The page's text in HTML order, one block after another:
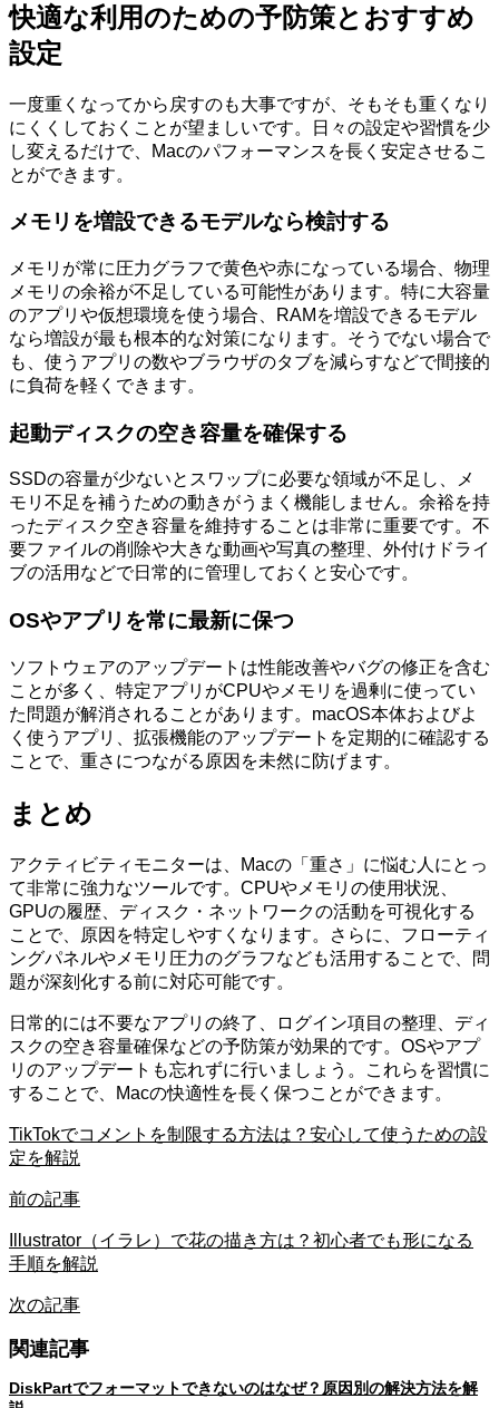
快適な利用のための予防策とおすすめ
設定
一度重くなってから戻すのも大事ですが、そもそも重くなり
にくくしておくことが望ましいです。日々の設定や習慣を少
し変えるだけで、Macのパフォーマンスを長く安定させるこ
とができます。
メモリを増設できるモデルなら検討する
メモリが常に圧力グラフで黄色や赤になっている場合、物理
メモリの余裕が不足している可能性があります。特に大容量
のアプリや仮想環境を使う場合、RAMを増設できるモデル
なら増設が最も根本的な対策になります。そうでない場合で
も、使うアプリの数やブラウザのタブを減らすなどで間接的
に負荷を軽くできます。
起動ディスクの空き容量を確保する
SSDの容量が少ないとスワップに必要な領域が不足し、メ
モリ不足を補うための動きがうまく機能しません。余裕を持
ったディスク空き容量を維持することは非常に重要です。不
要ファイルの削除や大きな動画や写真の整理、外付けドライ
ブの活用などで日常的に管理しておくと安心です。
OSやアプリを常に最新に保つ
ソフトウェアのアップデートは性能改善やバグの修正を含む
ことが多く、特定アプリがCPUやメモリを過剰に使ってい
た問題が解消されることがあります。macOS本体およびよ
く使うアプリ、拡張機能のアップデートを定期的に確認する
ことで、重さにつながる原因を未然に防げます。
まとめ
アクティビティモニターは、Macの「重さ」に悩む人にとっ
て非常に強力なツールです。CPUやメモリの使用状況、
GPUの履歴、ディスク・ネットワークの活動を可視化する
ことで、原因を特定しやすくなります。さらに、フローティ
ングパネルやメモリ圧力のグラフなども活用することで、問
題が深刻化する前に対応可能です。
日常的には不要なアプリの終了、ログイン項目の整理、ディ
スクの空き容量確保などの予防策が効果的です。OSやアプ
リのアップデートも忘れずに行いましょう。これらを習慣に
することで、Macの快適性を長く保つことができます。
TikTokでコメントを制限する方法は？安心して使うための設
定を解説
前の記事
Illustrator（イラレ）で花の描き方は？初心者でも形になる
手順を解説
次の記事
関連記事
DiskPartでフォーマットできないのはなぜ？原因別の解決方法を解